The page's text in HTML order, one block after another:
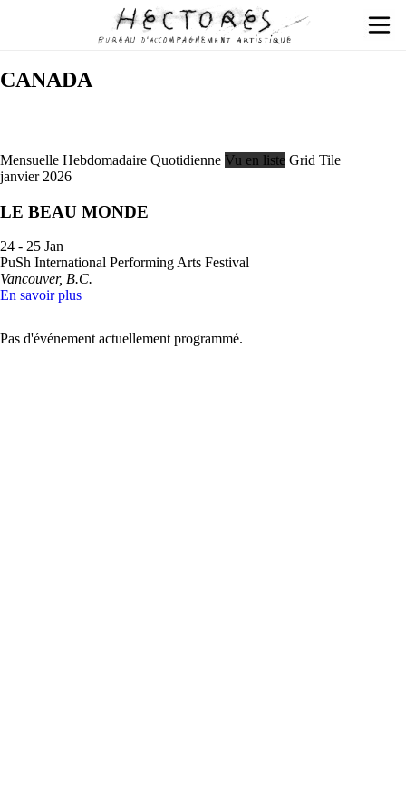
CANADA
Mensuelle Hebdomadaire Quotidienne Vu en liste Grid Tile
janvier 2026
LE BEAU MONDE
24 - 25 Jan
PuSh International Performing Arts Festival
Vancouver, B.C.
En savoir plus
Pas d'événement actuellement programmé.